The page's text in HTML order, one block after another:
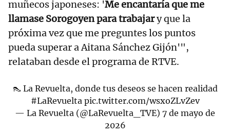
muñecos japoneses: 'Me encantaría que me
llamase Sorogoyen para trabajary que la
próxima vez que me preguntes los puntos
pueda superar a Aitana Sánchez Gijón'",
relataban desde el programa de RTVE.
👠 La Revuelta, donde tus deseos se hacen realidad
#LaRevuelta pic.twitter.com/wsxoZLvZev
— La Revuelta (@LaRevuelta_TVE) 7 de mayo de
2026